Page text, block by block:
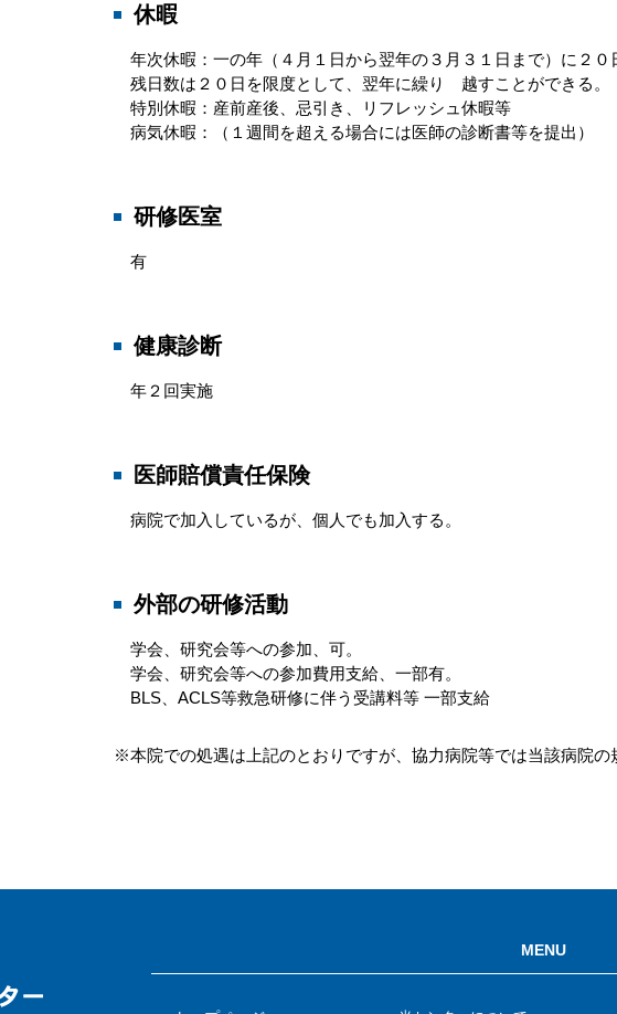
休暇
年次休暇：一の年（４月１日から翌年の３月３１日まで）に２０
残日数は２０日を限度として、翌年に繰り 越すことができる。
特別休暇：産前産後、忌引き、リフレッシュ休暇等
病気休暇：（１週間を超える場合には医師の診断書等を提出）
研修医室
有
健康診断
年２回実施
医師賠償責任保険
病院で加入しているが、個人でも加入する。
外部の研修活動
学会、研究会等への参加、可。
学会、研究会等への参加費用支給、一部有。
BLS、ACLS等救急研修に伴う受講料等 一部支給
※本院での処遇は上記のとおりですが、協力病院等では当該病院の
MENU